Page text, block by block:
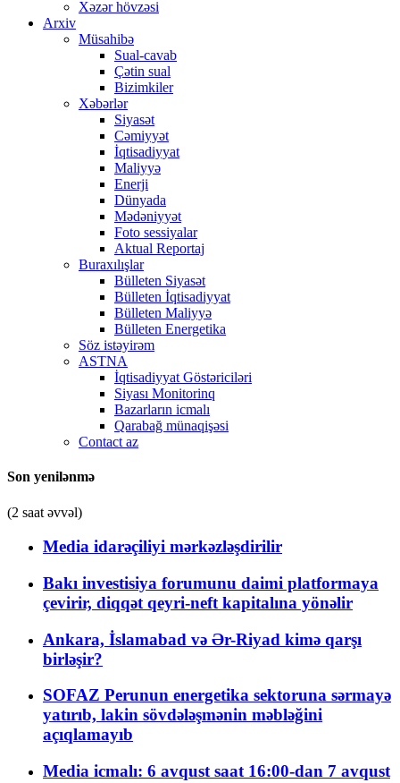
Xəzər hövzəsi
Arxiv
Müsahibə
Sual-cavab
Çətin sual
Bizimkiler
Xəbərlər
Siyasət
Cəmiyyət
İqtisadiyyat
Maliyyə
Enerji
Dünyada
Mədəniyyət
Foto sessiyalar
Aktual Reportaj
Buraxılışlar
Bülleten Siyasət
Bülleten İqtisadiyyat
Bülleten Maliyyə
Bülleten Energetika
Söz istəyirəm
ASTNA
İqtisadiyyat Göstəriciləri
Siyası Monitorinq
Bazarların icmalı
Qarabağ münaqişəsi
Contact az
Son yenilənmə
(2 saat əvvəl)
Media idarəçiliyi mərkəzləşdirilir
Bakı investisiya forumunu daimi platformaya
çevirir, diqqət qeyri-neft kapitalına yönəlir
Ankara, İslamabad və Ər-Riyad kimə qarşı
birləşir?
SOFAZ Perunun energetika sektoruna sərmayə
yatırıb, lakin sövdələşmənin məbləğini
açıqlamayıb
Media icmalı: 6 avqust saat 16:00-dan 7 avqust